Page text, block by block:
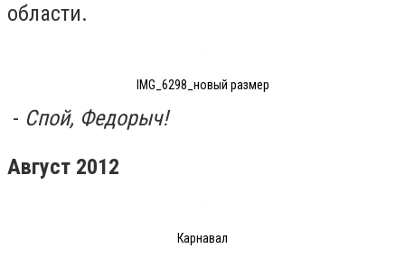
области.
IMG_6298_новый размер
- Спой, Федорыч!
Август 2012
Карнавал